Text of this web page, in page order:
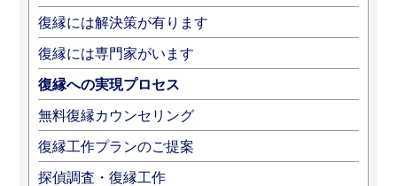
復縁には解決策が有ります
復縁には専門家がいます
復縁への実現プロセス
無料復縁カウンセリング
復縁工作プランのご提案
探偵調査・復縁工作